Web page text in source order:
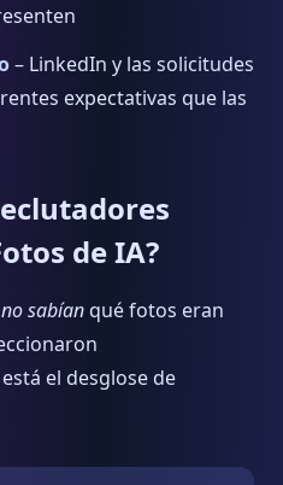
– LinkedIn y las solicitudes
expectativas que las
de IA?
no sabían qué fotos eran
el desglose de